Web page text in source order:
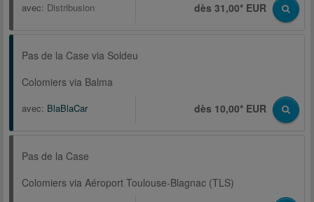
avec: Distribusion dès 31,00* EUR
Pas de la Case via Soldeu
Colomiers via Balma
avec: BlaBlaCar dès 10,00* EUR
Pas de la Case
Colomiers via Aéroport Toulouse-Blagnac (TLS)